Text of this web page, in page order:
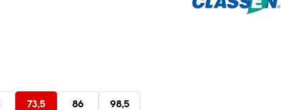
73,5 86 98,5